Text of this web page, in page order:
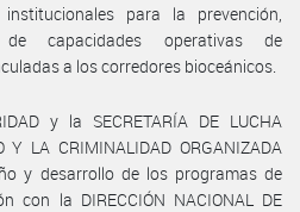
para la prevención,
capacidades operativas de
a los corredores bioceánicos.
y la SECRETARÍA DE LUCHA
Y LA CRIMINALIDAD ORGANIZADA
y desarrollo de los programas de
con la DIRECCIÓN NACIONAL DE